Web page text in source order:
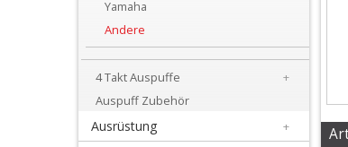
Honda
Kawasaki
Yamaha
Andere
4 Takt Auspuffe
+
Auspuff Zubehör
Ausrüstung +